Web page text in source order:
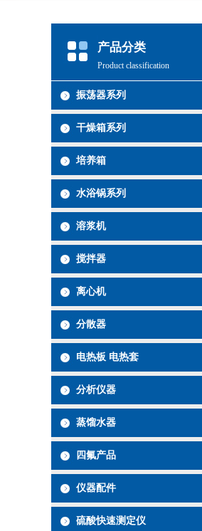
产品分类
Product classification
振荡器系列
干燥箱系列
培养箱
水浴锅系列
溶浆机
搅拌器
离心机
分散器
电热板 电热套
分析仪器
蒸馏水器
四氟产品
仪器配件
硫酸快速测定仪